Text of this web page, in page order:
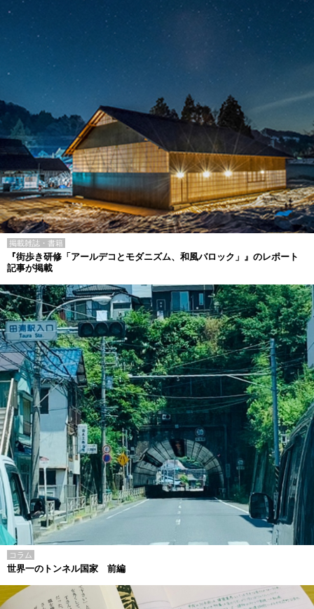
掲載雑誌・書籍
『街歩き研修「アールデコとモダニズム、和風バロック」』のレポート
記事が掲載
コラム
世界一のトンネル国家 前編